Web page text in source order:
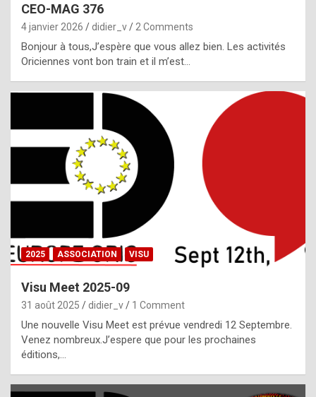
p
e
c
i
l
,
g
h
t
f
CEO-MAG 376
4 janvier 2026 didier_v 2 Comments
Bonjour à tous,J’espère que vous allez bien. Les activités
Oriciennes vont bon train et il m’est…
2025 ASSOCIATION VISU
Visu Meet 2025-09
31 août 2025 didier_v 1 Comment
Une nouvelle Visu Meet est prévue vendredi 12 Septembre.
Venez nombreux.J’espere que pour les prochaines
éditions,…